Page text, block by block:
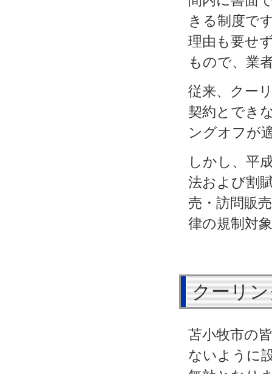
きる制度で
理由も要せ
もので、業
従来、クー
契約とでき
ングオフが
しかし、平
法および割
売・訪問販
律の規制対
クーリ
苫小牧市の
ないように